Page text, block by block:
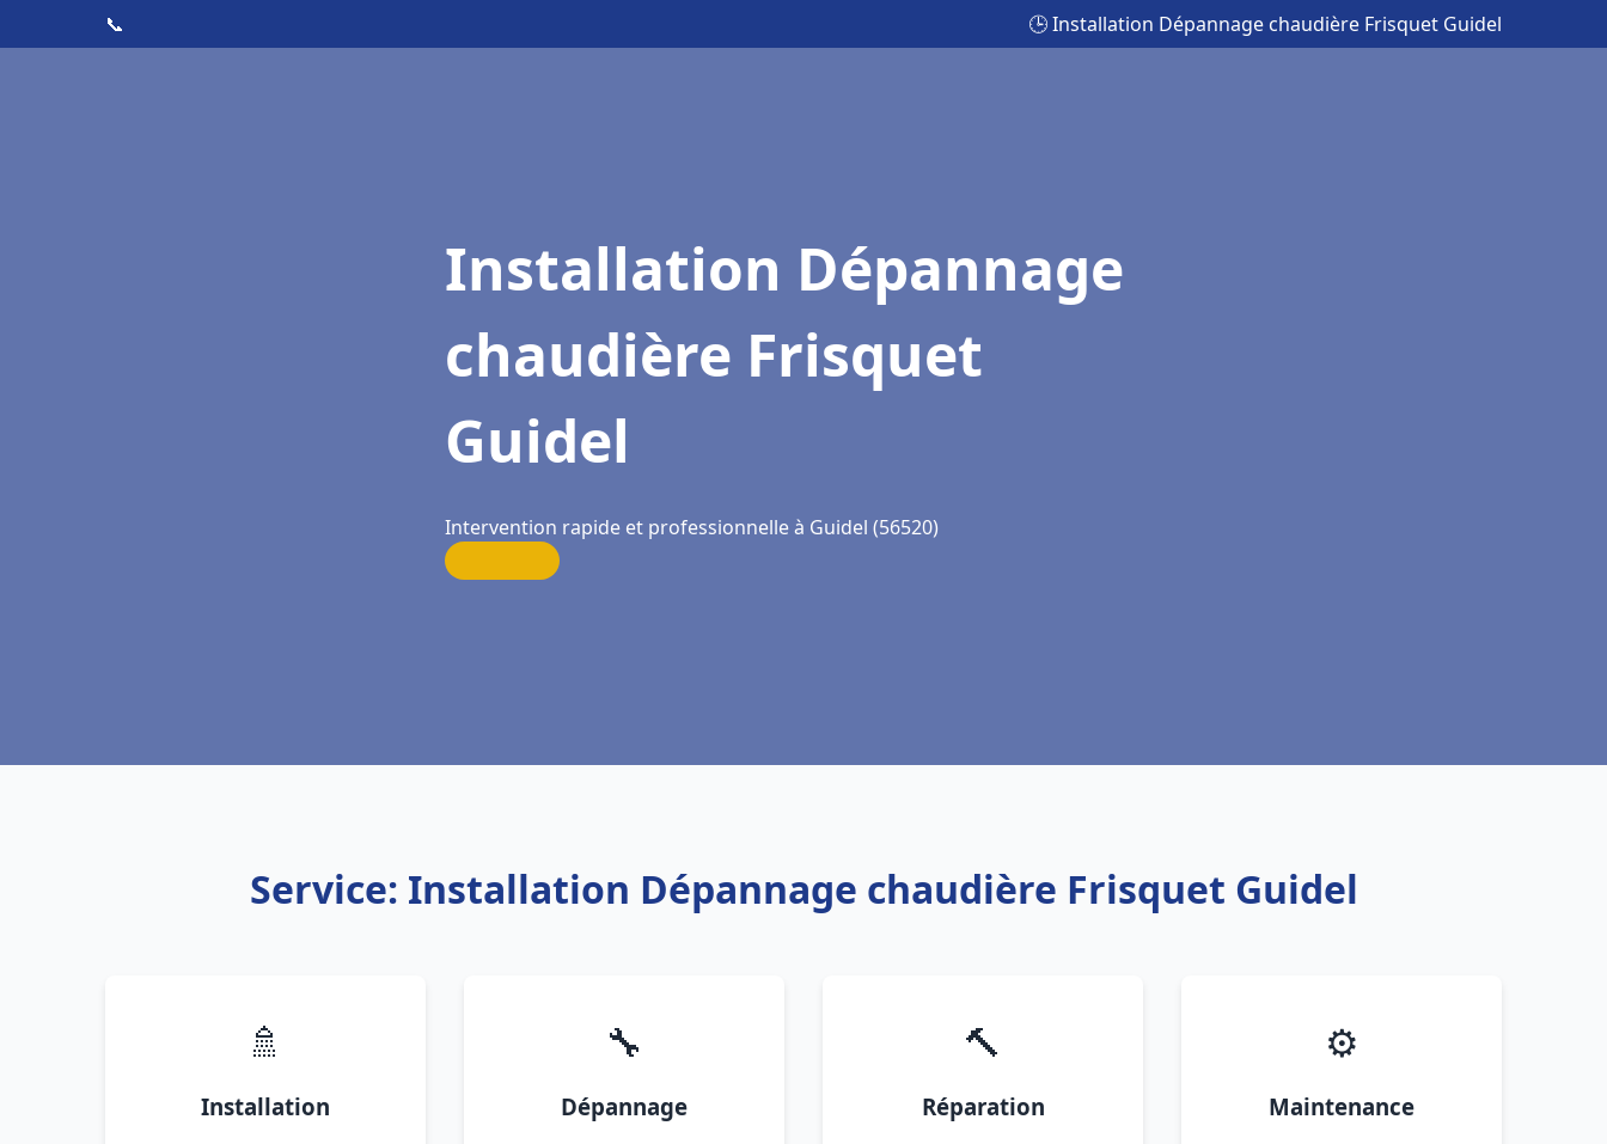
📞 🕒 Installation Dépannage chaudière Frisquet Guidel
Installation Dépannage
chaudière Frisquet
Guidel
Intervention rapide et professionnelle à Guidel (56520)
Service: Installation Dépannage chaudière Frisquet Guidel
🚿
Installation
🔧
Dépannage
🔨
Réparation
⚙️
Maintenance